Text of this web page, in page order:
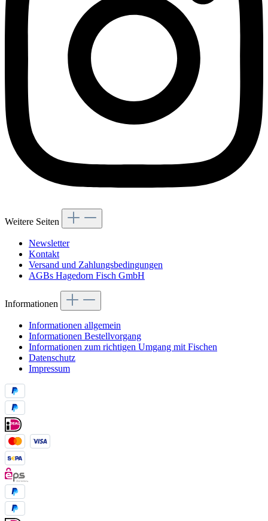
Weitere Seiten
Newsletter
Kontakt
Versand und Zahlungsbedingungen
AGBs Hagedorn Fisch GmbH
Informationen
Informationen allgemein
Informationen Bestellvorgang
Informationen zum richtigen Umgang mit Fischen
Datenschutz
Impressum